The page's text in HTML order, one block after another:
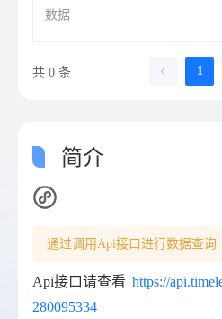
数据
共 0 条 1
简介
通过调用Api接口进行数据查询
Api接口请查看 https://
280095334